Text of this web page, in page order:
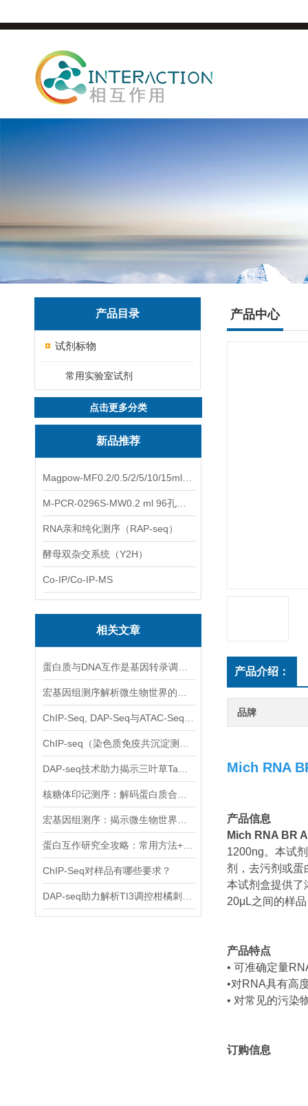
产品目录
试剂标物
常用实验室试剂
点击更多分类
新品推荐
RNA亲和纯化测序（RAP-seq）
酵母双杂交系统（Y2H）
Co-IP/Co-IP-MS
相关文章
ChIP-Seq对样品有哪些要求？
产品中心
产品介绍：
品牌
Mich RNA
产品信息
Mich RNA BR
1200ng。本试
剂，去污剂或蛋
本试剂盒提供了
20μL之间的样
产品特点
• 可准确定量
•对RNA具有高
• 对常见的污染
订购信息